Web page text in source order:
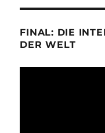
FINAL: DIE
DER WELT